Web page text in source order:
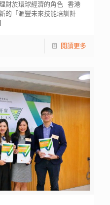
財於環球經濟的角色 香港
的「滙豐未來技能培訓計
閱讀更多